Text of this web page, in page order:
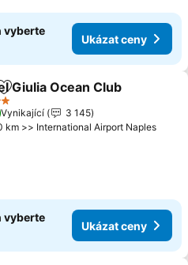
vyberte
Ukázat ceny
Přidat na seznam oblíbených
Giulia Ocean Club
hvězdiček
Vynikající
3 145
km >> International Airport Naples
vyberte
Ukázat ceny